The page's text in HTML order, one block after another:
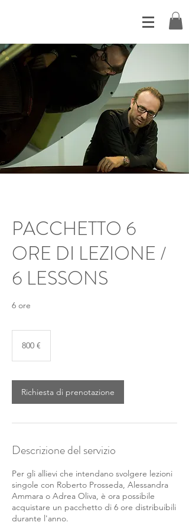
PACCHETTO 6
ORE DI LEZIONE /
6 LESSONS
6 ore
800 €
Richiesta di prenotazione
Descrizione del servizio
Per gli allievi che intendano svolgere lezioni
singole con Roberto Prosseda, Alessandra
Ammara o Adrea Oliva, è ora possibile
acquistare un pacchetto di 6 ore distribuibili
durante l'anno.